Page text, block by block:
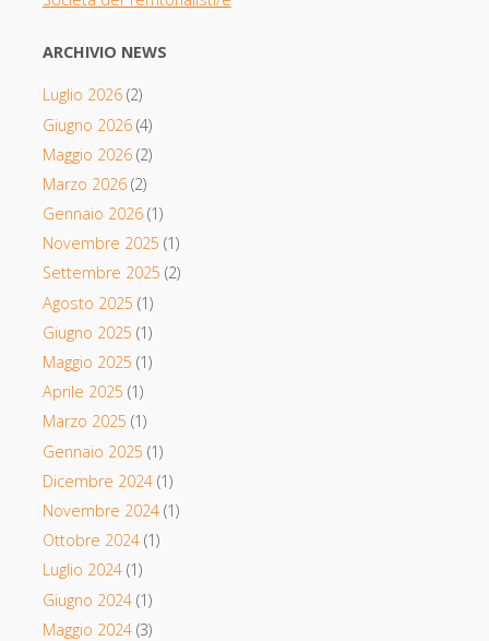
ARCHIVIO NEWS
Luglio 2026(2)
Giugno 2026(4)
Maggio 2026(2)
Marzo 2026(2)
Gennaio 2026(1)
Novembre 2025 (1)
Settembre 2025 (2)
Agosto 2025 (1)
Giugno 2025 (1)
Maggio 2025 (1)
Aprile 2025 (1)
Marzo 2025 (1)
Gennaio 2025 (1)
Dicembre 2024(1)
Novembre 2024(1)
Ottobre 2024(1)
Luglio 2024(1)
Giugno 2024(1)
Maggio 2024(3)